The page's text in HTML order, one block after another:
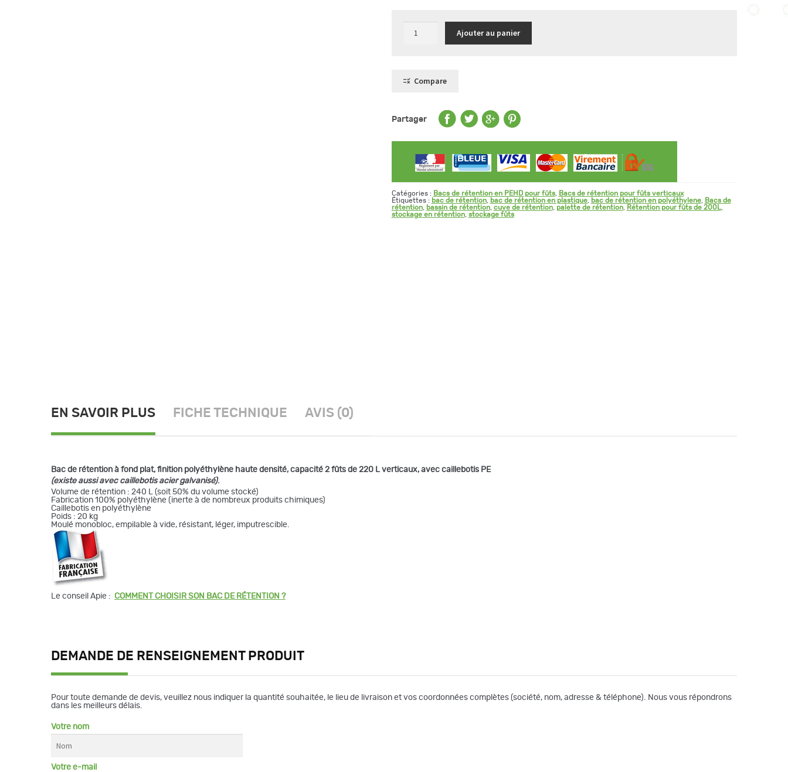
quantité
pour
220
L
fond
avec
caillebotis
Ajouter au panier
Compare
Partager
Catégories : Bacs de rétention en PEHD pour fûts, Bacs de rétention pour fûts verticaux
Étiquettes : bac de rétention, bac de rétention en plastique, bac de rétention en polyéthylene, Bacs de
rétention, bassin de rétention, cuve de rétention, palette de rétention, Rétention pour fûts de 200L,
stockage en rétention, stockage fûts
EN SAVOIR PLUS FICHE TECHNIQUE AVIS (0)
Bac de rétention à fond plat, finition polyéthylène haute densité, capacité 2 fûts de 220 L verticaux, avec caillebotis PE
(existe aussi avec caillebotis acier galvanisé).
Volume de rétention : 240 L (soit 50% du volume stocké)
Fabrication 100% polyéthylène (inerte à de nombreux produits chimiques)
Caillebotis en polyéthylène
Poids : 20 kg
Moulé monobloc, empilable à vide, résistant, léger, imputrescible.
Le conseil Apie : COMMENT CHOISIR SON BAC DE RÉTENTION ?
DEMANDE DE RENSEIGNEMENT PRODUIT
Pour toute demande de devis, veuillez nous indiquer la quantité souhaitée, le lieu de livraison et vos coordonnées complètes (société, nom, adresse & téléphone). Nous vous répondrons
dans les meilleurs délais.
Votre nom
Votre e-mail